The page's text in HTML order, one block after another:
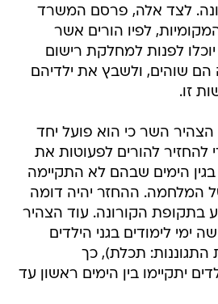
לצד אלה, פרסם המשרד
לפיו הורים אשר
לפנות למחלקת רישום
שוהים, ולשבץ את ילדיהם
זו.
הצהיר השר כי הוא פועל יחד
להורים לפעוטות את
הימים שבהם לא התקיימה
המלחמה. ההחזר יהיה דומה
בתקופת הקורונה. עוד הצהיר
לימודים בגני הילדים
התגוננות: תכלת), כך
יתקיימו בין הימים ראשון עד